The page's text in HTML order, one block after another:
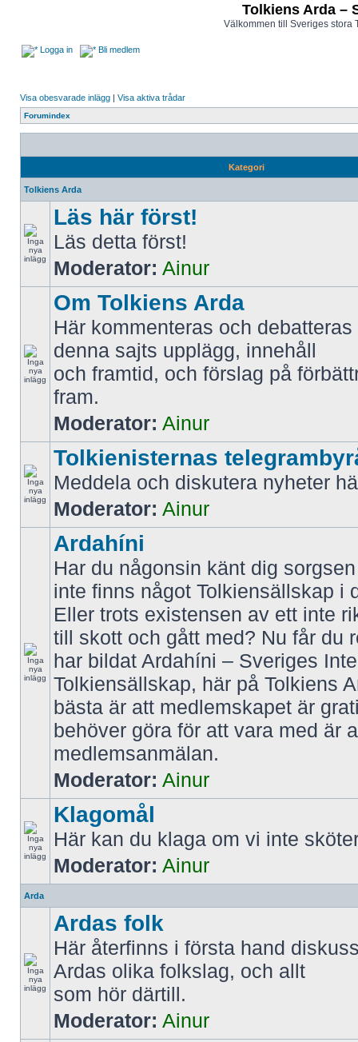
Tolkiens Arda –
Välkommen till Sveriges stora
Logga in Bli medlem
Visa obesvarade inlägg | Visa aktiva trådar
Forumindex
Kategori
Tolkiens Arda
Läs här först!
Läs detta först!
Moderator: Ainur
Om Tolkiens Arda
Här kommenteras och
denna sajts upplägg, innehåll
och framtid, och förslag på
fram.
Moderator: Ainur
Tolkienisternas
Meddela och diskutera nyheter
Moderator: Ainur
Ardahíni
Har du någonsin känt dig
inte finns något Tolkiensällskap i
Eller trots existensen av ett inte
till skott och gått med? Nu får du
har bildat Ardahíni – Sveriges
Tolkiensällskap, här på Tolkiens
bästa är att medlemskapet är
behöver göra för att vara med är
medlemsanmälan.
Moderator: Ainur
Klagomål
Här kan du klaga om vi inte
Moderator: Ainur
Arda
Ardas folk
Här återfinns i första hand
Ardas olika folkslag, och allt
som hör därtill.
Moderator: Ainur